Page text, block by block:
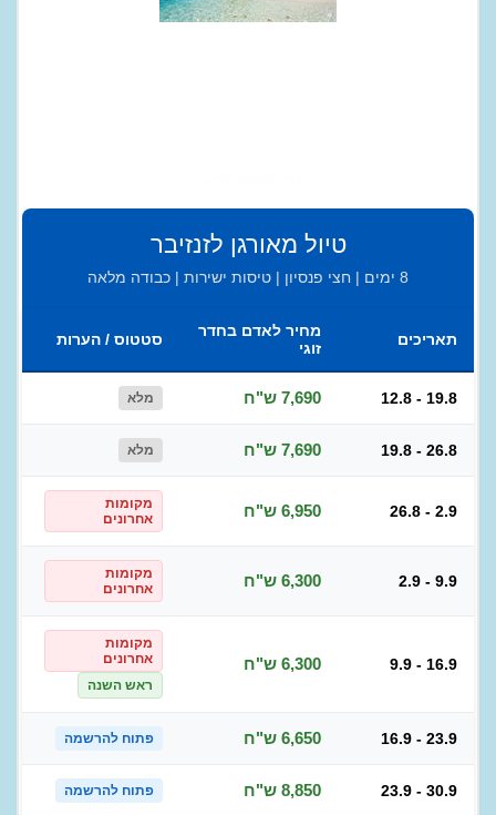
טיול מאורגן לזנזיבר
8 ימים | חצי פנסיון | טיסות ישירות | כבודה מלאה
תאריכים
מחיר לאדם בחדר
זוגי
סטטוס / הערות
12.8 - 19.8 7,690 ש"ח מלא
19.8 - 26.8 7,690 ש"ח מלא
26.8 - 2.9 6,950 ש"ח
מקומות
אחרונים
2.9 - 9.9 6,300 ש"ח
מקומות
אחרונים
9.9 - 16.9 6,300 ש"ח
מקומות
אחרונים
ראש השנה
16.9 - 23.9 6,650 ש"ח פתוח להרשמה
23.9 - 30.9 8,850 ש"ח פתוח להרשמה